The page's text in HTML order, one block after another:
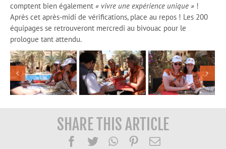
comptent bien également « vivre une expérience unique »!
Après cet après-midi de vérifications, place au repos ! Les 200
équipages se retrouveront mercredi au bivouac pour le
prologue tant attendu.
SHARE THIS ARTICLE
Facebook
TwitterWhatsApp
Pinterest
Email